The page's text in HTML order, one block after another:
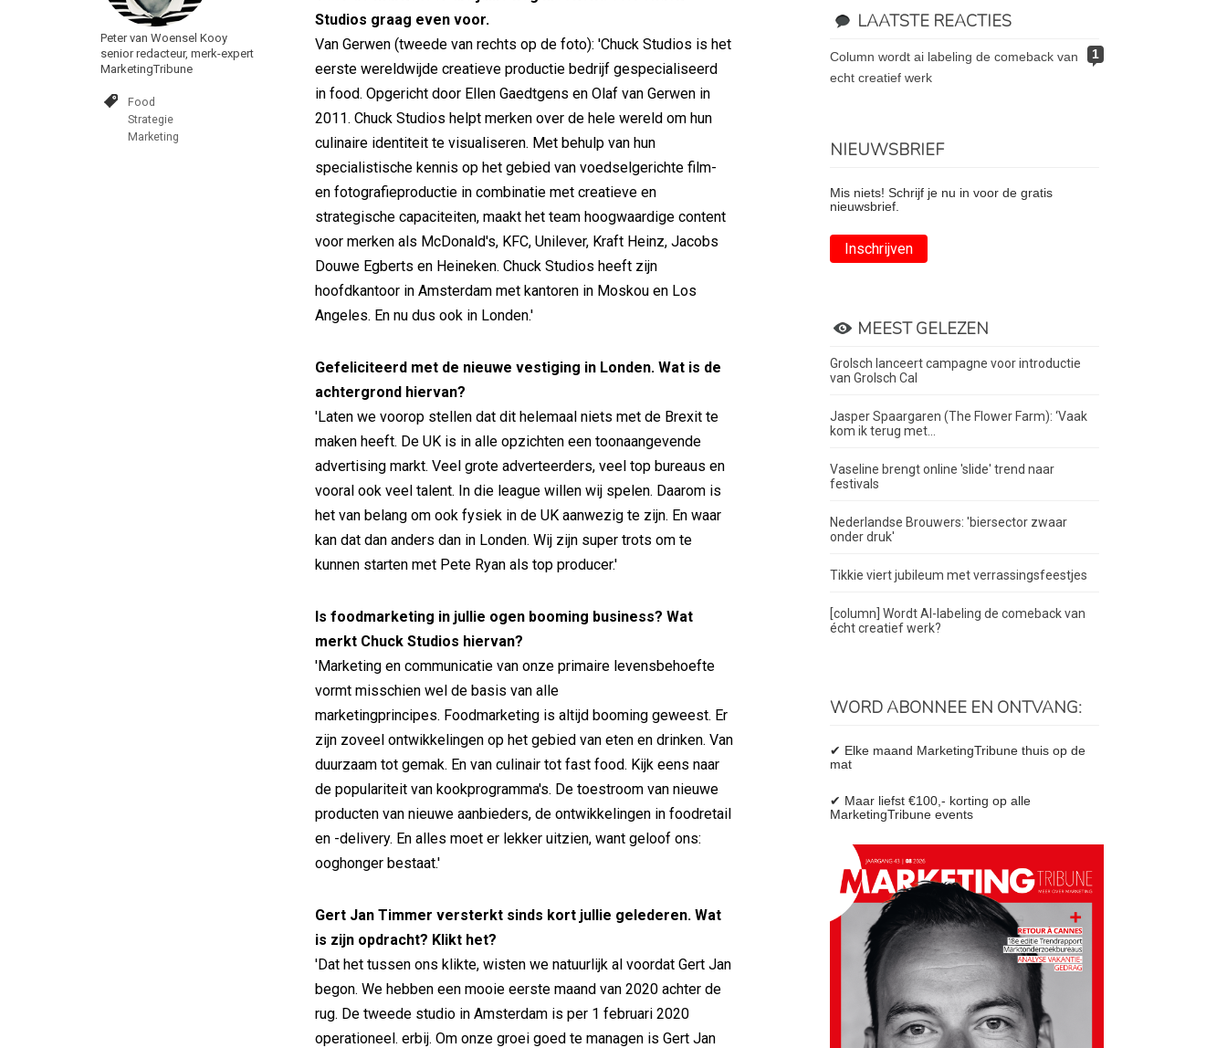
Peter van Woensel Kooy
senior redacteur, merk-expert
MarketingTribune
Food
Strategie
Marketing
Studios graag even voor.
Van Gerwen (tweede van rechts op de foto): 'Chuck Studios is het
eerste wereldwijde creatieve productie bedrijf gespecialiseerd
in food. Opgericht door Ellen Gaedtgens en Olaf van Gerwen in
2011. Chuck Studios helpt merken over de hele wereld om hun
culinaire identiteit te visualiseren. Met behulp van hun
specialistische kennis op het gebied van voedselgerichte film-
en fotografieproductie in combinatie met creatieve en
strategische capaciteiten, maakt het team hoogwaardige content
voor merken als McDonald's, KFC, Unilever, Kraft Heinz, Jacobs
Douwe Egberts en Heineken. Chuck Studios heeft zijn
hoofdkantoor in Amsterdam met kantoren in Moskou en Los
Angeles. En nu dus ook in Londen.'
Gefeliciteerd met de nieuwe vestiging in Londen. Wat is de
achtergrond hiervan?
'Laten we voorop stellen dat dit helemaal niets met de Brexit te
maken heeft. De UK is in alle opzichten een toonaangevende
advertising markt. Veel grote adverteerders, veel top bureaus en
vooral ook veel talent. In die league willen wij spelen. Daarom is
het van belang om ook fysiek in de UK aanwezig te zijn. En waar
kan dat dan anders dan in Londen. Wij zijn super trots om te
kunnen starten met Pete Ryan als top producer.'
Is foodmarketing in jullie ogen booming business? Wat
merkt Chuck Studios hiervan?
'Marketing en communicatie van onze primaire levensbehoefte
vormt misschien wel de basis van alle
marketingprincipes. Foodmarketing is altijd booming geweest. Er
zijn zoveel ontwikkelingen op het gebied van eten en drinken. Van
duurzaam tot gemak. En van culinair tot fast food. Kijk eens naar
de populariteit van kookprogramma's. De toestroom van nieuwe
producten van nieuwe aanbieders, de ontwikkelingen in foodretail
en -delivery. En alles moet er lekker uitzien, want geloof ons:
ooghonger bestaat.'
Gert Jan Timmer versterkt sinds kort jullie gelederen. Wat
is zijn opdracht? Klikt het?
'Dat het tussen ons klikte, wisten we natuurlijk al voordat Gert Jan
begon. We hebben een mooie eerste maand van 2020 achter de
rug. De tweede studio in Amsterdam is per 1 februari 2020
operationeel. erbij. Om onze groei goed te managen is Gert Jan
LAATSTE REACTIES
1
column wordt ai labeling de comeback van
echt creatief werk
NIEUWSBRIEF
Mis niets! Schrijf je nu in voor de gratis
nieuwsbrief.
Inschrijven
MEEST GELEZEN
Grolsch lanceert campagne voor introductie
van Grolsch Cal
Jasper Spaargaren (The Flower Farm): ‘Vaak
kom ik terug met...
Vaseline brengt online 'slide' trend naar
festivals
Nederlandse Brouwers: 'biersector zwaar
onder druk'
Tikkie viert jubileum met verrassingsfeestjes
[column] Wordt AI-labeling de comeback van
écht creatief werk?
WORD ABONNEE EN ONTVANG:
✔ Elke maand MarketingTribune thuis op de
mat
✔ Maar liefst €100,- korting op alle
MarketingTribune events